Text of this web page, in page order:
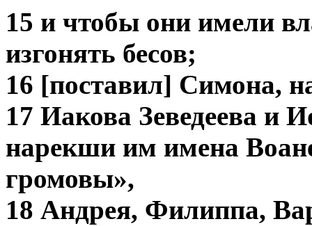
15 и чтобы они имели
изгонять бесов;
16 [поставил] Симона,
17 Иакова Зеведеева и
нарекши им имена
громовы»,
18 Андрея, Филиппа,